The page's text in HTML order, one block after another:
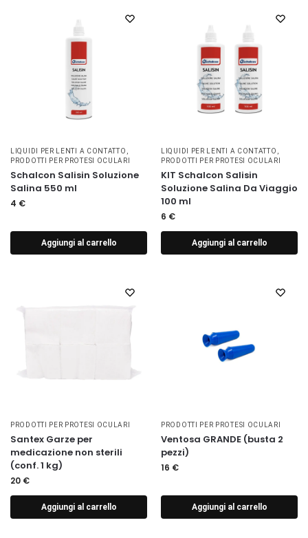
LIQUIDI PER LENTI A CONTATTO
PRODOTTI PER PROTESI OCULARI
Schalcon Salisin Soluzione
Salina 550 ml
4 €
Aggiungi al carrello
LIQUIDI PER LENTI A CONTATTO
PRODOTTI PER PROTESI OCULARI
KIT Schalcon Salisin
Soluzione Salina Da Viaggio
100 ml
6 €
Aggiungi al carrello
PRODOTTI PER PROTESI OCULARI
Santex Garze per
medicazione non sterili
(conf. 1 kg)
20 €
Aggiungi al carrello
PRODOTTI PER PROTESI OCULARI
Ventosa GRANDE (busta 2
pezzi)
16 €
Aggiungi al carrello